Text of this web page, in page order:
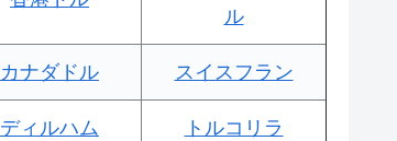
ル
カナダドル スイスフラン
ディルハム トルコリラ